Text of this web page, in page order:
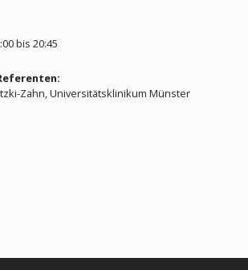
bis 20:45
Zahn, Universitätsklinikum Münster